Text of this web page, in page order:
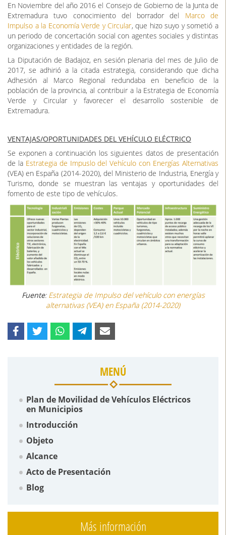
En Noviembre del año 2016 el Consejo de Gobierno de la Junta de
Extremadura tuvo conocimiento del borrador del Marco de
Impulso a la Economía Verde y Circular, que hizo suyo y sometió a
un periodo de concertación social con agentes sociales y distintas
organizaciones y entidades de la región.
La Diputación de Badajoz, en sesión plenaria del mes de Julio de
2017, se adhirió a la citada estrategia, considerando que dicha
Adhesión al Marco Regional redundaba en beneficio de la
población de la provincia, al contribuir a la Estrategia de Economía
Verde y Circular y favorecer el desarrollo sostenible de
Extremadura.
VENTAJAS/OPORTUNIDADES DEL VEHÍCULO ELÉCTRICO
Se exponen a continuación los siguientes datos de presentación
de laEstrategia de Impuslo del Vehículo con Energías Alternativas
(VEA) en España (2014-2020), del Ministerio de Industria, Energía y
Turismo, donde se muestran las ventajas y oportunidades del
fomento de este tipo de vehículos.
Fuente: Estrategia de Impulso del vehículo con energías
alternativas (VEA) en España (2014-2020)
MENÚ
Plan de Movilidad de Vehículos Eléctricos
en Municipios
Introducción
Objeto
Alcance
Acto de Presentación
Blog
Más información